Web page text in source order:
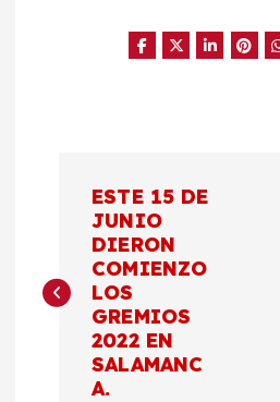
v
ESTE 15 DE
JUNIO
DIERON
COMIENZO
LOS
GREMIOS
2022 EN
SALAMANC
A.